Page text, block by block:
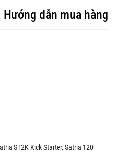
Hướng dẫn mua hàng
ST2K Kick Starter, Satria 120